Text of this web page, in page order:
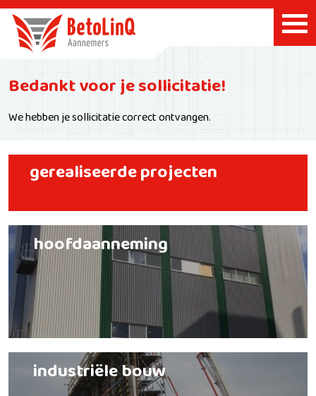
Bedankt voor je sollicitatie!
We hebben je sollicitatie correct ontvangen.
gerealiseerde projecten
hoofdaanneming
industriële bouw